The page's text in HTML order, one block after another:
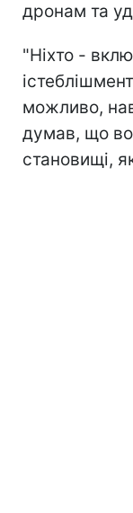
дронам та
"Ніхто -
можливо,
думав, що
становищі,